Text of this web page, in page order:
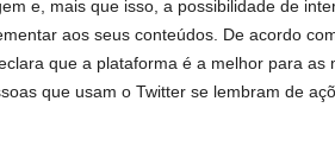
e, mais que isso, a possibilidade de
aos seus conteúdos. De acordo
que a plataforma é a melhor para as
que usam o Twitter se lembram de